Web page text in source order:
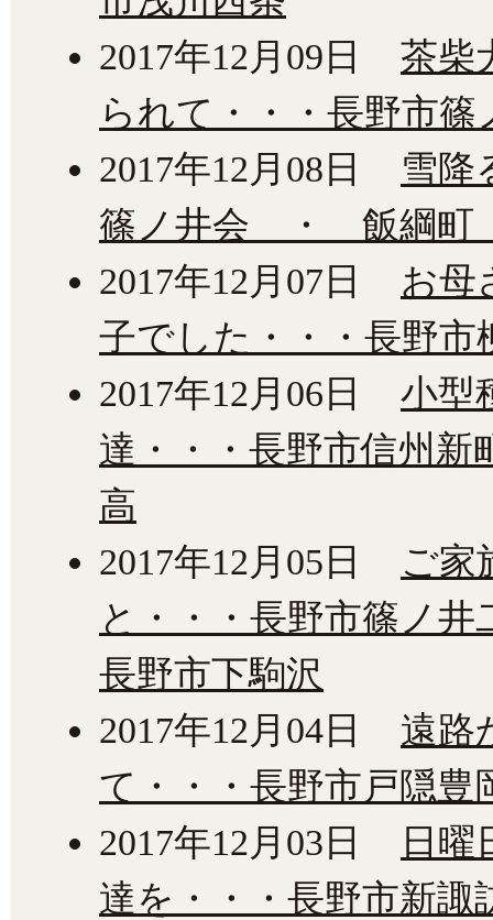
2017年12月09日
茶柴
られて・・・長野市
2017年12月08日
雪降
篠ノ井会 ・ 飯綱
2017年12月07日
お母
子でした・・・長野
2017年12月06日
小型
達・・・長野市信州新
高
2017年12月05日
ご家
と・・・長野市篠
長野市下駒沢
2017年12月04日
遠路
て・・・長野市戸隠豊
2017年12月03日
日曜
達を・・・長野市新諏